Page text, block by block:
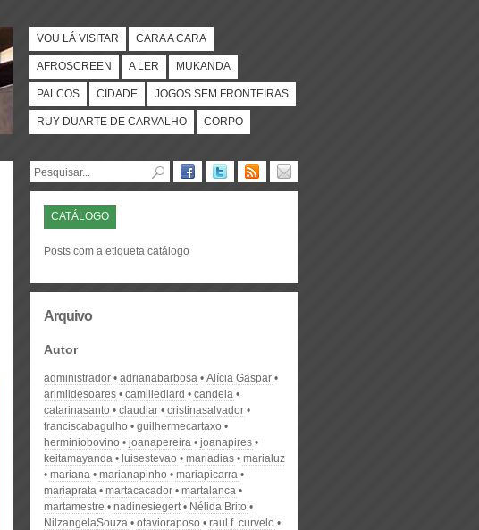
VOU LÁ VISITAR CARA A CARA
AFROSCREEN A LER MUKANDA
PALCOS CIDADE JOGOS SEM FRONTEIRAS
RUY DUARTE DE CARVALHO CORPO
CATÁLOGO
Posts com a etiqueta catálogo
Arquivo
Autor
administrador adrianabarbosa
Alícia Gaspar
arimildesoares
camillediard
candela
catarinasanto
claudiar
cristinasalvador
franciscabagulho
guilhermecartaxo
herminiobovino
joanapereira
joanapires
keitamayanda
luisestevao mariadias
marialuz
mariana
marianapinho
mariapicarra
mariaprata
martacacador
martalanca
martamestre
nadinesiegert
Nélida Brito
NilzangelaSouza
otavioraposo
raul f. curvelo